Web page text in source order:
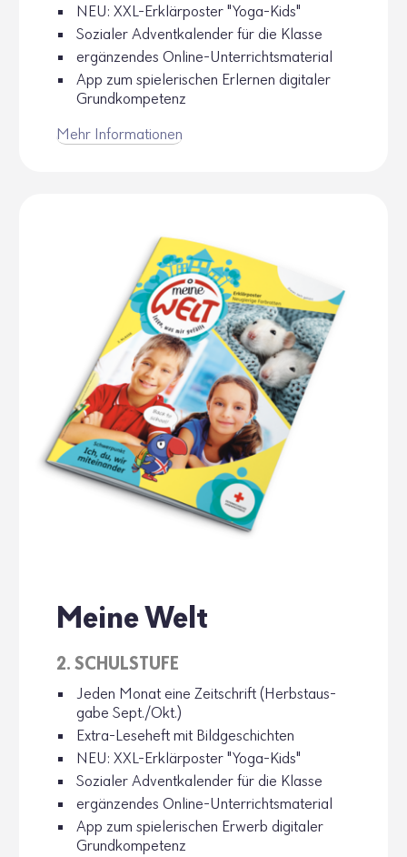
NEU: XXL-Erklär­poster "Yoga-Kids"
Sozialer Advent­ka­lender für die Klasse
ergän­zendes Online-Unter­richts­ma­te­rial
App zum spie­le­ri­schen Erlernen digi­taler
Grund­kom­pe­tenz
Mehr Infor­ma­tionen
Meine Welt
2. SCHUL­STUFE
Jeden Monat eine Zeit­schrift (Herbst­aus­
gabe Sept./Okt.)
Extra-Lese­heft mit Bild­ge­schichten
NEU: XXL-Erklär­poster "Yoga-Kids"
Sozialer Advent­ka­lender für die Klasse
ergän­zendes Online-Unter­richts­ma­te­rial
App zum spie­le­ri­schen Erwerb digi­taler
Grund­kom­pe­tenz